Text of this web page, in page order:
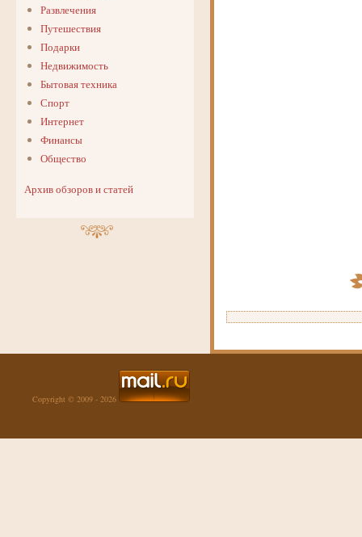
Развлечения
Путешествия
Подарки
Недвижимость
Бытовая техника
Спорт
Интернет
Финансы
Общество
Архив обзоров и статей
Copyright © 2009 - 2026